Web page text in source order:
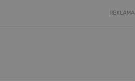
REKLAMA